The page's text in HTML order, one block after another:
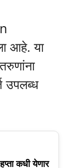
आहे. या
उपलब्ध
कधी येणार